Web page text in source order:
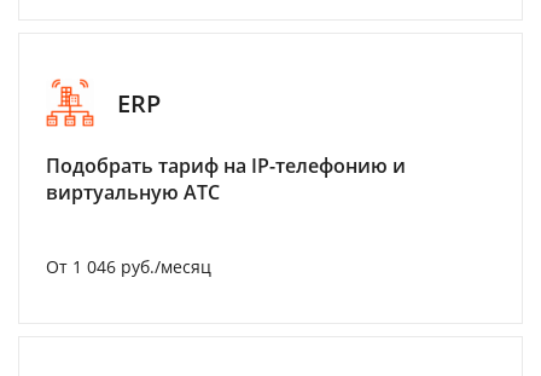
ERP
Подобрать тариф на IP-телефонию и
виртуальную АТС
От 1 046 руб./месяц